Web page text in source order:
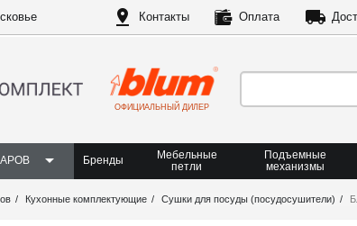
Контакты Оплата
ОФИЦИАЛЬНЫЙ ДИЛЕР
Бренды
Мебельные
петли
Подъемные
механизмы
Кухонные комплектующие Сушки для посуды (посудосушители)